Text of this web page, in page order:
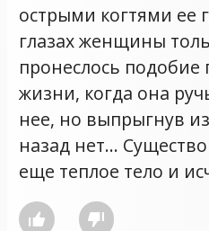
острыми когтями ее
глазах женщины
пронеслось
жизни, когда она
нее, но выпрыгнув
назад нет…
еще теплое тело и
 